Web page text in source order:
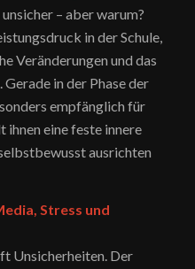
– aber warum?
in der Schule,
Veränderungen und das
in der Phase der
empfänglich für
ihnen eine feste innere
ausrichten
Stress und
Unsicherheiten. Der